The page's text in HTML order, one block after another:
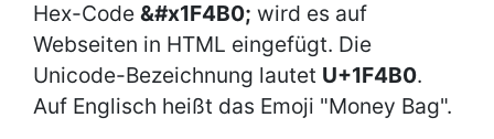
Hex-Code &#x1F4B0; wird es auf
Webseiten in HTML eingefügt. Die
Unicode-Bezeichnung lautet U+1F4B0.
Auf Englisch heißt das Emoji "Money Bag".